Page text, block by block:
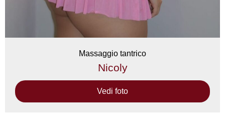
Massaggio tantrico
Nicoly
Vedi foto